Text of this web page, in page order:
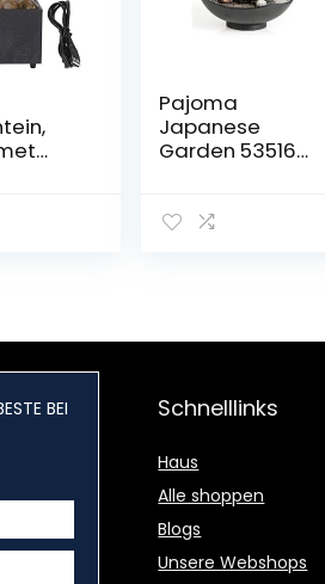
Pajoma
Japanese
Garden 53516
hoogte 19 cm
BEI Schnelllinks
Haus
Alle shoppen
Blogs
Unsere Webshops